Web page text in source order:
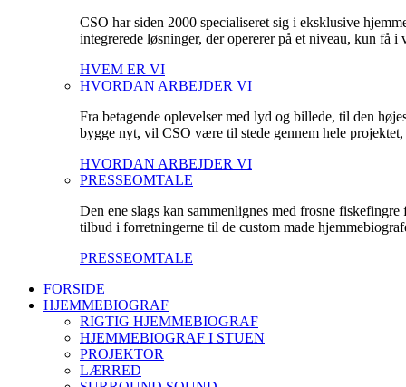
CSO har siden 2000 specialiseret sig i eksklusive
integrerede løsninger, der opererer på et niveau, kun få i
HVEM ER VI
HVORDAN ARBEJDER VI
Fra betagende oplevelser med lyd og billede, til den
bygge nyt, vil CSO være til stede gennem hele
HVORDAN ARBEJDER VI
PRESSEOMTALE
Den ene slags kan sammenlignes med frosne
tilbud i forretningerne til de custom made
PRESSEOMTALE
FORSIDE
HJEMMEBIOGRAF
RIGTIG HJEMMEBIOGRAF
HJEMMEBIOGRAF I STUEN
PROJEKTOR
LÆRRED